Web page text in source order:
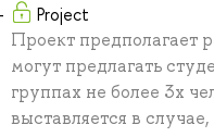
Project
Проект предполагает
могут предлагать
группах не более 3х
выставляется в